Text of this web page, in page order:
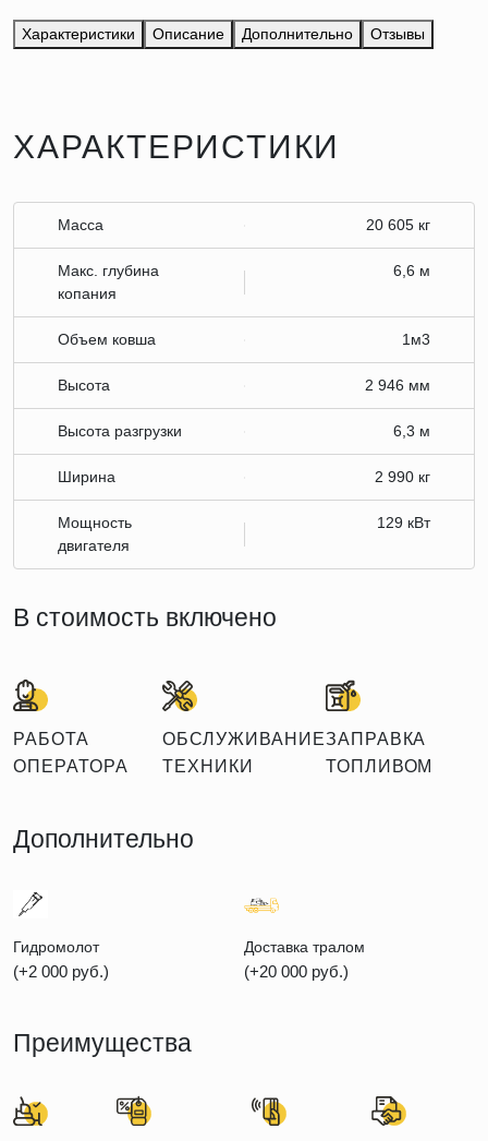
Характеристики Описание Дополнительно Отзывы
ХАРАКТЕРИСТИКИ
Масса 20 605 кг
Макс. глубина
копания
6,6 м
Объем ковша 1м3
Высота 2 946 мм
Высота разгрузки 6,3 м
Ширина 2 990 кг
Мощность
двигателя
129 кВт
В стоимость включено
РАБОТА
ОПЕРАТОРА
ОБСЛУЖИВАНИЕ
ТЕХНИКИ
ЗАПРАВКА
ТОПЛИВОМ
Дополнительно
Гидромолот
(+2 000 руб.)
Доставка тралом
(+20 000 руб.)
Преимущества